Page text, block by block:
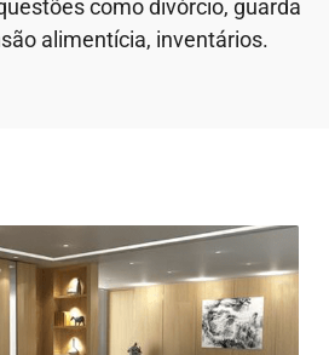
como divórcio, guarda
alimentícia, inventários.